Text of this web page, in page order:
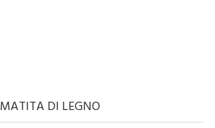
MATITA DI LEGNO